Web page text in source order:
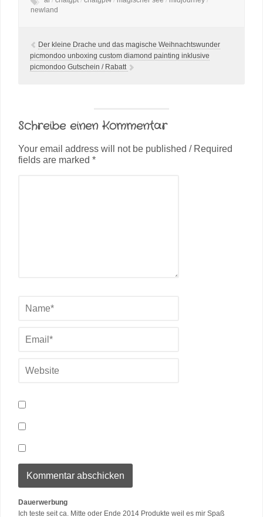
newland
Der kleine Drache und das magische Weihnachtswunder
picmondoo unboxing custom diamond painting inklusive
picmondoo Gutschein / Rabatt
Schreibe einen Kommentar
Your email address will not be published / Required
fields are marked *
Dauerwerbung
Ich teste seit ca. Mitte oder Ende 2014 Produkte weil es mir Spaß